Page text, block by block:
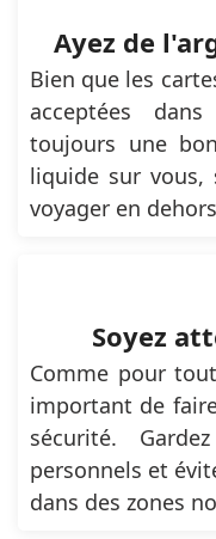
Ayez de
Bien que les
acceptées
toujours une
liquide sur vous,
voyager en
Soyez
Comme pour
important de
sécurité.
personnels et
dans des zones